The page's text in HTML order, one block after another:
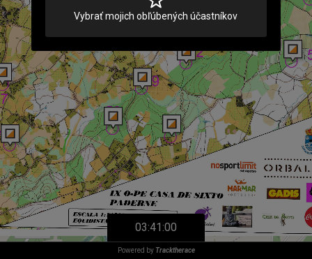
Vybrať mojich obľúbených účastníkov
Powered by Tracktherace
03:41:00